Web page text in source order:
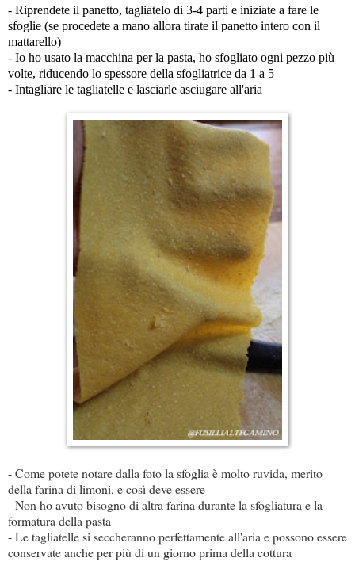
- Riprendete il panetto, tagliatelo di 3-4 parti e iniziate a fare le
sfoglie (se procedete a mano allora tirate il panetto intero con il
mattarello)
- Io ho usato la macchina per la pasta, ho sfogliato ogni pezzo più
volte, riducendo lo spessore della sfogliatrice da 1 a 5
- Intagliare le tagliatelle e lasciarle asciugare all'aria
- Come potete notare dalla foto la sfoglia è molto ruvida, merito
della farina di limoni, e così deve essere
- Non ho avuto bisogno di altra farina durante la sfogliatura e la
formatura della pasta
- Le tagliatelle si seccheranno perfettamente all'aria e possono essere
conservate anche per più di un giorno prima della cottura